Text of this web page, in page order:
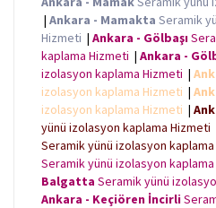
| Ankara - Mamakta Seramik
Hizmeti | Ankara - Gölbaşı
kaplama Hizmeti | Ankara -
izolasyon kaplama Hizmeti |
izolasyon kaplama Hizmeti |
izolasyon kaplama Hizmeti |
yünü izolasyon kaplama Hizmeti
Seramik yünü izolasyon
Seramik yünü izolasyon
Balgatta Seramik yünü
Ankara - Keçiören İncirli